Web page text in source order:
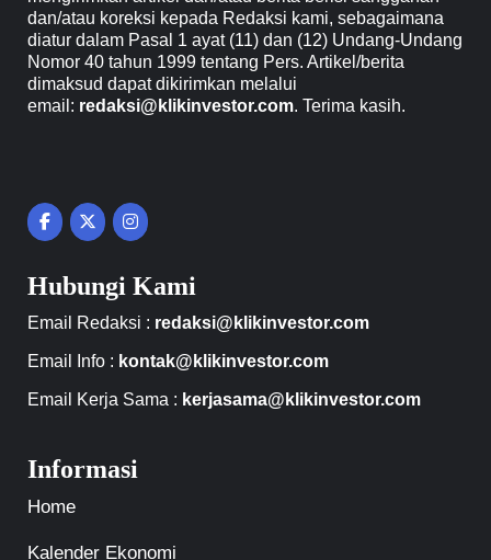
dan/atau koreksi kepada Redaksi kami, sebagaimana
diatur dalam Pasal 1 ayat (11) dan (12) Undang-Undang
Nomor 40 tahun 1999 tentang Pers. Artikel/berita
dimaksud dapat dikirimkan melalui
email: redaksi@klikinvestor.com. Terima kasih.
Hubungi Kami
Email Redaksi : redaksi@klikinvestor.com
Email Info : kontak@klikinvestor.com
Email Kerja Sama : kerjasama@klikinvestor.com
Informasi
Home
Kalender Ekonomi